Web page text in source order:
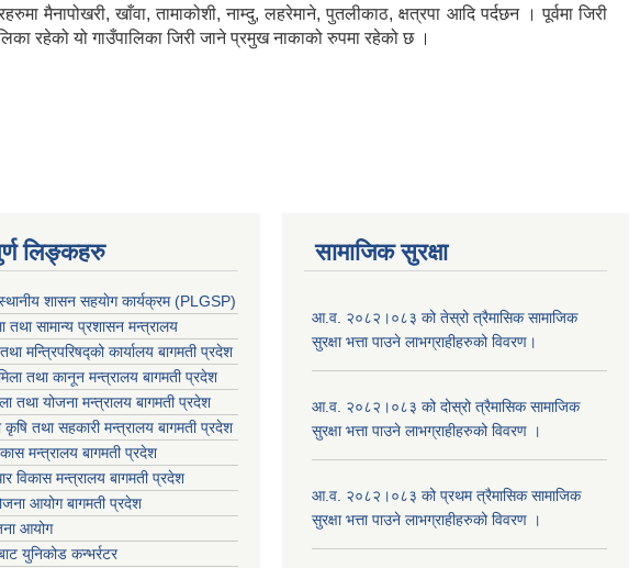
मैनापोखरी, खाँवा, तामाकोशी, नाम्दु, लहरेमाने, पुतलीकाठ, क्षत्रपा आदि पर्दछन । पूर्वमा जिरी
रहेको यो गाउँपालिका जिरी जाने प्रमुख नाकाको रुपमा रहेको छ ।
लिङ्कहरु
शासन सहयाेग कार्यक्रम (PLGSP)
तथा सामान्य प्रशासन मन्त्रालय
मन्त्रिपरिषद्को कार्यालय बागमती प्रदेश
तथा कानून मन्त्रालय बागमती प्रदेश
तथा योजना मन्त्रालय बागमती प्रदेश
कृषि तथा सहकारी मन्त्रालय बागमती प्रदेश
मन्त्रालय बागमती प्रदेश
विकास मन्त्रालय बागमती प्रदेश
आयोग बागमती प्रदेश
आयोग
युनिकोड कन्भर्रटर
सामाजिक सुरक्षा
आ.व. २०८२।०८३ को तेस्रो त्रैमासिक सामाजिक
सुरक्षा भत्ता पाउने लाभग्राहीहरुको विवरण।
आ.व. २०८२।०८३ को दोस्रो त्रैमासिक सामाजिक
सुरक्षा भत्ता पाउने लाभग्राहीहरुको विवरण ।
आ.व. २०८२।०८३ को प्रथम त्रैमासिक सामाजिक
सुरक्षा भत्ता पाउने लाभग्राहीहरुको विवरण ।